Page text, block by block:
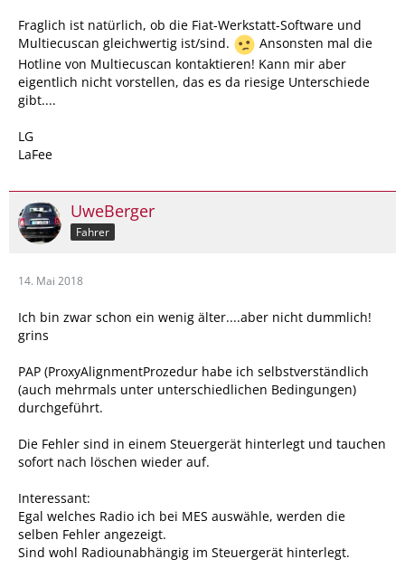
Fraglich ist natürlich, ob die Fiat-Werkstatt-Software und
Multiecuscan gleichwertig ist/sind.
Ansonsten mal die
Hotline von Multiecuscan kontaktieren! Kann mir aber
eigentlich nicht vorstellen, das es da riesige Unterschiede
gibt....
LG
LaFee
UweBerger
Fahrer
14. Mai 2018
Ich bin zwar schon ein wenig älter....aber nicht dummlich!
grins
PAP (ProxyAlignmentProzedur habe ich selbstverständlich
(auch mehrmals unter unterschiedlichen Bedingungen)
durchgeführt.
Die Fehler sind in einem Steuergerät hinterlegt und tauchen
sofort nach löschen wieder auf.
Interessant:
Egal welches Radio ich bei MES auswähle, werden die
selben Fehler angezeigt.
Sind wohl Radiounabhängig im Steuergerät hinterlegt.